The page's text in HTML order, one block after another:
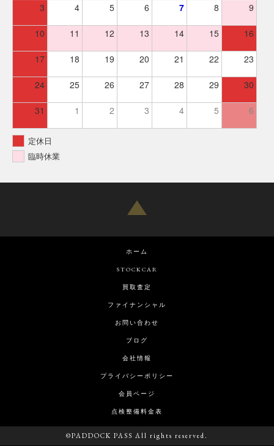
3 4 5 6 7 8 9
10 11 12 13 14 15 16
17 18 19 20 21 22 23
24 25 26 27 28 29 30
31 1 2 3 4 5 6
定休日
臨時休業
ホーム
STOCKCAR
買取査定
ファイナンシャル
お問い合わせ
ブログ
会社情報
プライバシーポリシー
会員ページ
点検整備料金表
©PADDOCK PASS All rights reserved.